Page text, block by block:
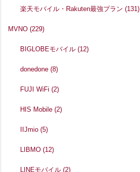
楽天モバイル・Rakuten最強プラン(131)
MVNO (229)
BIGLOBEモバイル(12)
donedone(8)
FUJI WiFi(2)
HIS Mobile(2)
IIJmio(5)
LIBMO(12)
LINEモバイル(2)